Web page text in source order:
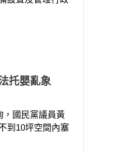
托嬰亂象
，國民黨議員黃
到10坪空間內塞